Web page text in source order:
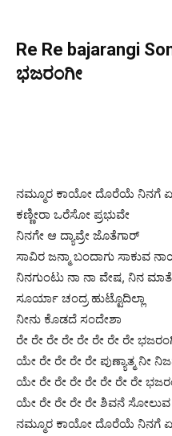
Re Re bajarangi
ಭಜರಂಗೀ
ನಮ್ಮೂರ ಕಾಯೋ ದೊರೆಯೆ ನಿನಗೆ
ಕಣ್ಣೀರಾ ಒರೆಸೋ ಪ್ರಭುವೇ
ನಿನಗೇ ಆ ದ್ಯಾವ್ರೇ ಜೊತೆಗಾರ್
ಸಾವಿರ ಜನ್ಮಾ ಬಂದಾಗು ಸಾಕುವ
ನಿನಗುಂಟು ನಾ ನಾ ವೇಷ, ನಿನ
ಸೂರ್ಯಾ ಚಂದ್ರ ಹುಟ್ಟೊದಿಲ್ಲಾ
ನೀನು ಕೊಡದೆ ಸಂದೇಶಾ
ರೇ ರೇ ರೇ ರೇ ರೇ ರೇ ರೇ ರೇ
ಯೇ ರೇ ರೇ ರೇ ರೇ ಪುಣ್ಯಾತ್ಮ ನೀ
ಯೇ ರೇ ರೇ ರೇ ರೇ ರೇ ರೇ ರೇ
ಯೇ ರೇ ರೇ ರೇ ರೇ ಶಿವನೆ
ನಮ್ಮೂರ ಕಾಯೋ ದೊರೆಯೆ ನಿನಗೆ